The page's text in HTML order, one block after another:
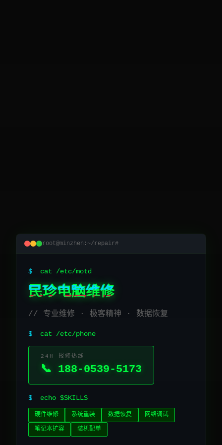
root@minzhen:~/repair#
$ cat /etc/motd
民珍电脑维修
// 专业维修 · 极客精神 · 数据恢复
$ cat /etc/phone
24H 报修热线
📞 188-0539-5173
$ echo $SKILLS
硬件维修 系统重装 数据恢复 网络调试
笔记本扩容 装机配单